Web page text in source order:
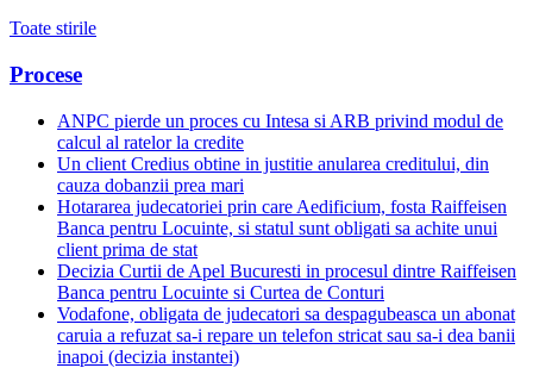
Toate stirile
Procese
ANPC pierde un proces cu Intesa si ARB privind modul de
calcul al ratelor la credite
Un client Credius obtine in justitie anularea creditului, din
cauza dobanzii prea mari
Hotararea judecatoriei prin care Aedificium, fosta Raiffeisen
Banca pentru Locuinte, si statul sunt obligati sa achite unui
client prima de stat
Decizia Curtii de Apel Bucuresti in procesul dintre Raiffeisen
Banca pentru Locuinte si Curtea de Conturi
Vodafone, obligata de judecatori sa despagubeasca un abonat
caruia a refuzat sa-i repare un telefon stricat sau sa-i dea banii
inapoi (decizia instantei)